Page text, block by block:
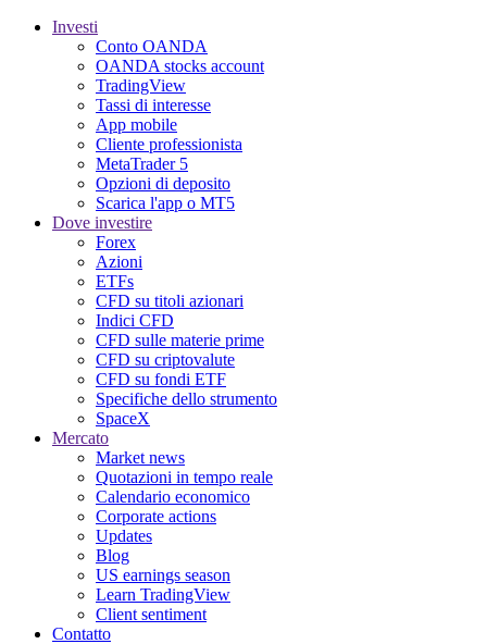
Investi
Conto OANDA
OANDA stocks account
TradingView
Tassi di interesse
App mobile
Cliente professionista
MetaTrader 5
Opzioni di deposito
Scarica l'app o MT5
Dove investire
Forex
Azioni
ETFs
CFD su titoli azionari
Indici CFD
CFD sulle materie prime
CFD su criptovalute
CFD su fondi ETF
Specifiche dello strumento
SpaceX
Mercato
Market news
Quotazioni in tempo reale
Calendario economico
Corporate actions
Updates
Blog
US earnings season
Learn TradingView
Client sentiment
Contatto